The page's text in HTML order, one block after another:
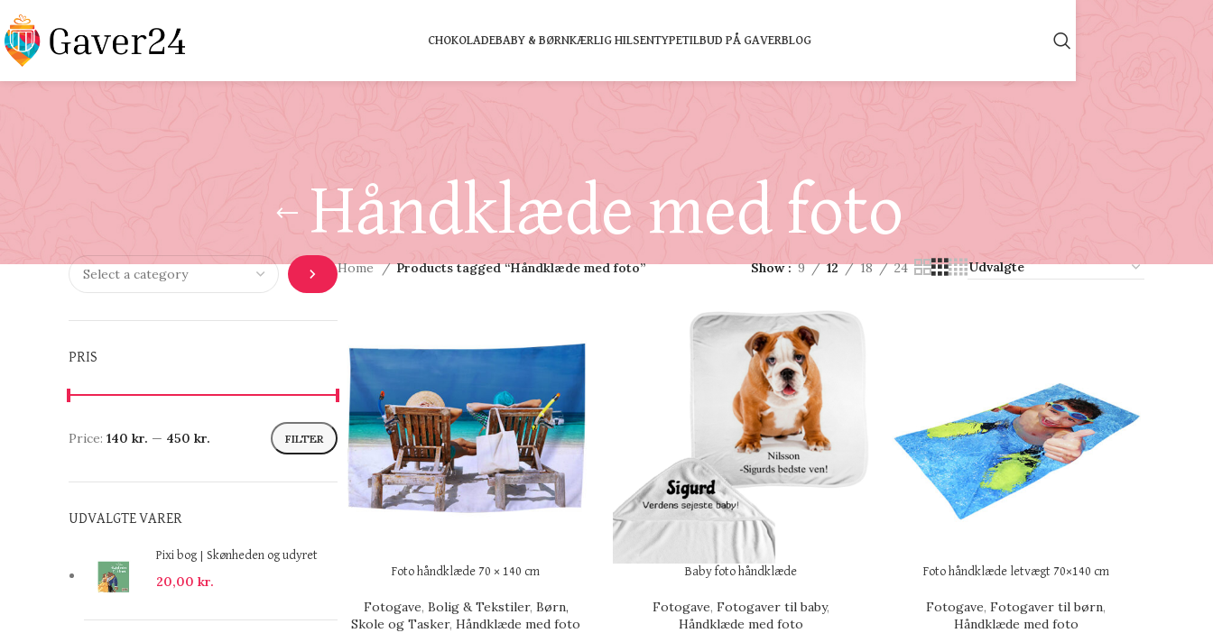
CHOKOLADEBABY & BØRNKÆRLIG HILSENTYPETILBUD PÅ GAVERBLOG
Håndklæde med foto
PRIS
FILTER
Price: 140 kr. — 450 kr.
UDVALGTE VARER
Pixi bog | Skønheden og udyret
20,00 kr.
Home Products tagged “Håndklæde med foto” Show 9 12 18 24
Foto håndklæde 70 × 140 cm
Fotogave, Bolig & Tekstiler, Børn,
Skole og Tasker,Håndklæde med foto
Baby foto håndklæde
Fotogave, Fotogaver til baby,
Håndklæde med foto
Foto håndklæde letvægt 70×140 cm
Fotogave,Fotogaver til børn,
Håndklæde med foto